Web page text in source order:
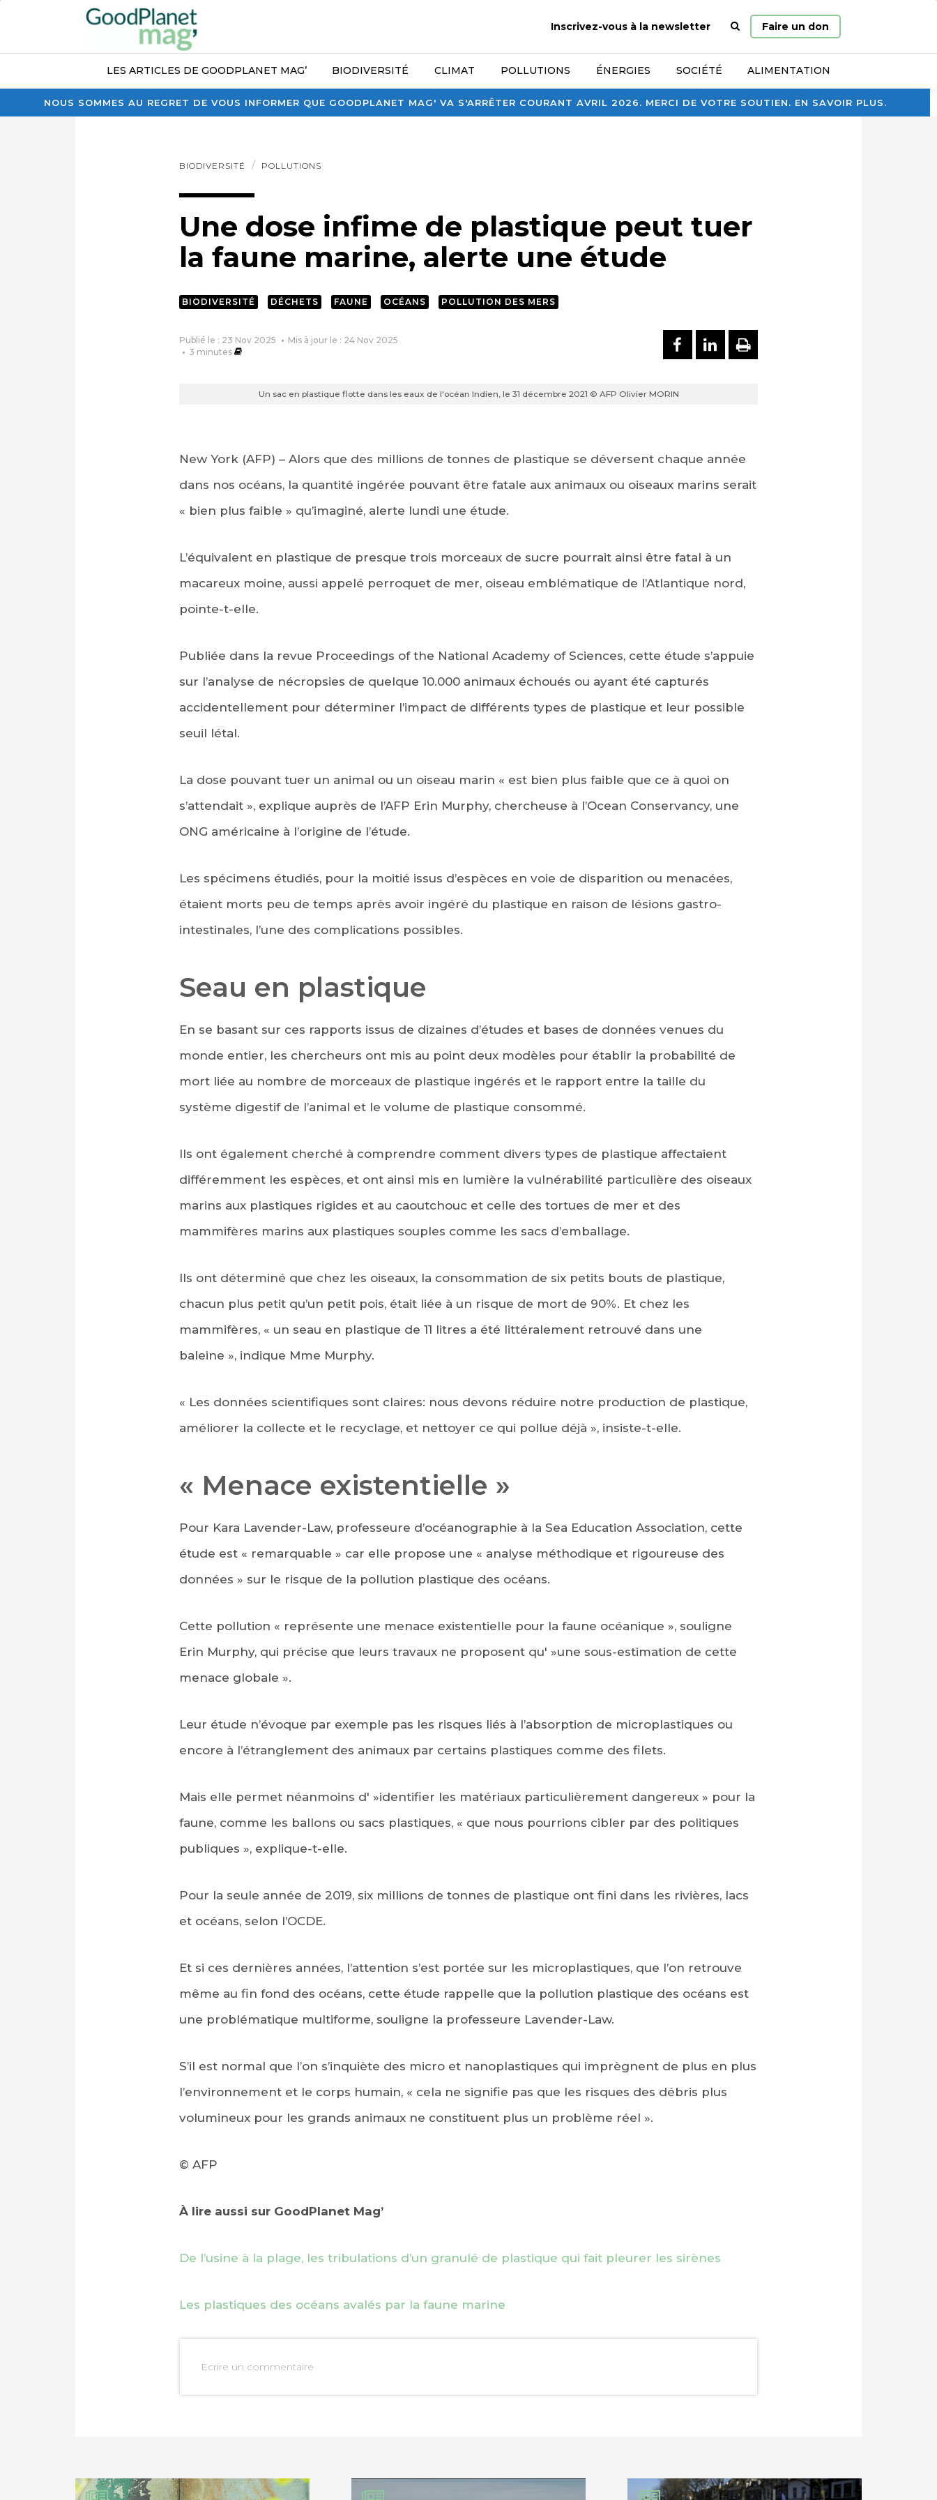
NOUS SOMMES AU REGRET DE VOUS INFORMER QUE GOODPLANET MAG' VA S'ARRÊTER COURANT AVRIL 2026. MERCI DE VOTRE SOUTIEN. EN SAVOIR PLUS.
Inscrivez-vous à la newsletter
Page
d’accueil
Faire un don
LES ARTICLES DE GOODPLANET MAG’ BIODIVERSITÉ CLIMAT POLLUTIONS ÉNERGIES SOCIÉTÉ ALIMENTATION
IMPRIMER
BIODIVERSITÉ POLLUTIONS
Une dose infime de plastique peut tuer
la faune marine, alerte une étude
BIODIVERSITÉ DÉCHETS FAUNE OCÉANS POLLUTION DES MERS
Publié le : 23 Nov 2025
Mis à jour le : 24 Nov 2025
3 minutes
PARTAGER SUR FACEBOOK
PARTAGER SUR
IMPRIMER
Un sac en plastique flotte dans les eaux de l'océan Indien, le 31 décembre 2021 © AFP Olivier MORIN
New York (AFP) – Alors que des millions de tonnes de plastique se déversent chaque année
dans nos océans, la quantité ingérée pouvant être fatale aux animaux ou oiseaux marins serait
« bien plus faible » qu’imaginé, alerte lundi une étude.
L’équivalent en plastique de presque trois morceaux de sucre pourrait ainsi être fatal à un
macareux moine, aussi appelé perroquet de mer, oiseau emblématique de l’Atlantique nord,
pointe-t-elle.
Publiée dans la revue Proceedings of the National Academy of Sciences, cette étude s’appuie
sur l’analyse de nécropsies de quelque 10.000 animaux échoués ou ayant été capturés
accidentellement pour déterminer l’impact de différents types de plastique et leur possible
seuil létal.
La dose pouvant tuer un animal ou un oiseau marin « est bien plus faible que ce à quoi on
s’attendait », explique auprès de l’AFP Erin Murphy, chercheuse à l’Ocean Conservancy, une
ONG américaine à l’origine de l’étude.
Les spécimens étudiés, pour la moitié issus d’espèces en voie de disparition ou menacées,
étaient morts peu de temps après avoir ingéré du plastique en raison de lésions gastro-
intestinales, l’une des complications possibles.
Seau en plastique
En se basant sur ces rapports issus de dizaines d’études et bases de données venues du
monde entier, les chercheurs ont mis au point deux modèles pour établir la probabilité de
mort liée au nombre de morceaux de plastique ingérés et le rapport entre la taille du
système digestif de l’animal et le volume de plastique consommé.
Ils ont également cherché à comprendre comment divers types de plastique affectaient
différemment les espèces, et ont ainsi mis en lumière la vulnérabilité particulière des oiseaux
marins aux plastiques rigides et au caoutchouc et celle des tortues de mer et des
mammifères marins aux plastiques souples comme les sacs d’emballage.
Ils ont déterminé que chez les oiseaux, la consommation de six petits bouts de plastique,
chacun plus petit qu’un petit pois, était liée à un risque de mort de 90%. Et chez les
mammifères, « un seau en plastique de 11 litres a été littéralement retrouvé dans une
baleine », indique Mme Murphy.
« Les données scientifiques sont claires: nous devons réduire notre production de plastique,
améliorer la collecte et le recyclage, et nettoyer ce qui pollue déjà », insiste-t-elle.
« Menace existentielle »
Pour Kara Lavender-Law, professeure d’océanographie à la Sea Education Association, cette
étude est « remarquable » car elle propose une « analyse méthodique et rigoureuse des
données » sur le risque de la pollution plastique des océans.
Cette pollution « représente une menace existentielle pour la faune océanique », souligne
Erin Murphy, qui précise que leurs travaux ne proposent qu' »une sous-estimation de cette
menace globale ».
Leur étude n’évoque par exemple pas les risques liés à l’absorption de microplastiques ou
encore à l’étranglement des animaux par certains plastiques comme des filets.
Mais elle permet néanmoins d' »identifier les matériaux particulièrement dangereux » pour la
faune, comme les ballons ou sacs plastiques, « que nous pourrions cibler par des politiques
publiques », explique-t-elle.
Pour la seule année de 2019, six millions de tonnes de plastique ont fini dans les rivières, lacs
et océans, selon l’OCDE.
Et si ces dernières années, l’attention s’est portée sur les microplastiques, que l’on retrouve
même au fin fond des océans, cette étude rappelle que la pollution plastique des océans est
une problématique multiforme, souligne la professeure Lavender-Law.
S’il est normal que l’on s’inquiète des micro et nanoplastiques qui imprègnent de plus en plus
l’environnement et le corps humain, « cela ne signifie pas que les risques des débris plus
volumineux pour les grands animaux ne constituent plus un problème réel ».
© AFP
À lire aussi sur GoodPlanet Mag’
De l’usine à la plage, les tribulations d’un granulé de plastique qui fait pleurer les sirènes
Les plastiques des océans avalés par la faune marine
Ecrire un commentaire